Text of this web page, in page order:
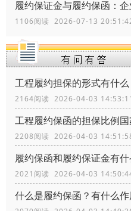
1106阅读 2026-07-13
工程履约担保的形式有什么
2164阅读 2026-04-03
工程履约保函的担保比例
2208阅读 2026-04-03
履约保函和履约保证金有什
2021阅读 2026-04-03
什么是履约保函？有什么作